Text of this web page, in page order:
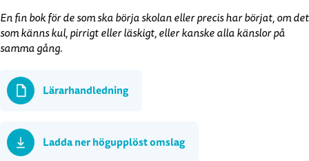
En fin bok för de som ska börja skolan eller precis har börjat, om det
som känns kul, pirrigt eller läskigt, eller kanske alla känslor på
samma gång.
Lärarhandledning
Ladda ner högupplöst omslag